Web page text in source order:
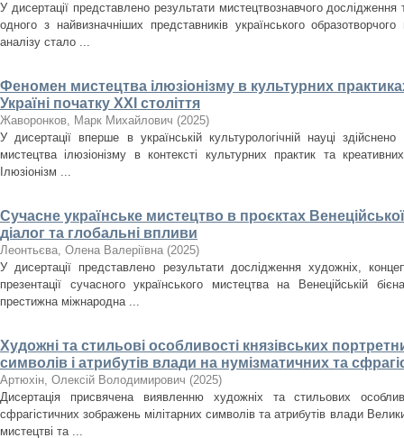
У дисертації представлено результати мистецтвознавчого
одного з найвизначніших представників українського
аналізу стало ...
Феномен мистецтва ілюзіонізму в культурних
Україні початку ХХІ століття
Жаворонков, Марк Михайлович (2025)
У дисертації вперше в українській культурологічній науці
мистецтва ілюзіонізму в контексті культурних практик та
Ілюзіонізм ...
Сучасне українське мистецтво в проєктах
діалог та глобальні впливи
Леонтьєва, Олена Валеріївна (2025)
У дисертації представлено результати дослідження художніх,
презентації сучасного українського мистецтва на Венеційській
престижна міжнародна ...
Художні та стильові особливості князівських
символів і атрибутів влади на нумізматичних та
Артюхін, Олексій Володимирович (2025)
Дисертація присвячена виявленню художніх та стильових
сфрагістичних зображень мілітарних символів та атрибутів влади
мистецтві та ...